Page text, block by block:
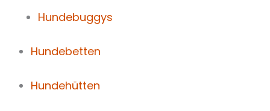
Hundebuggys
Hundebetten
Hundehütten